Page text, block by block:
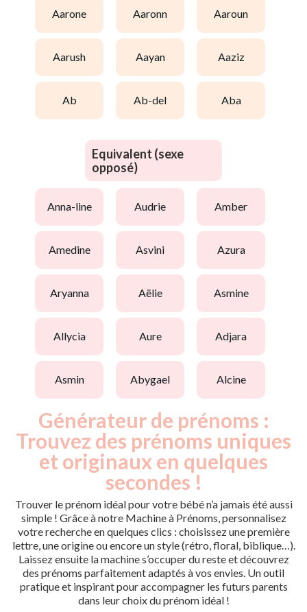
aarone aaronn aaroun
aarush aayan aaziz
ab ab-del aba
Equivalent (sexe
opposé)
anna-line audrie amber
amedine asvini azura
aryanna aëlie asmine
allycia aure adjara
asmin abygael alcine
Générateur de prénoms :
Trouvez des prénoms uniques
et originaux en quelques
secondes !
Trouver le prénom idéal pour votre bébé n’a jamais été aussi
simple ! Grâce à notre Machine à Prénoms, personnalisez
votre recherche en quelques clics : choisissez une première
lettre, une origine ou encore un style (rétro, floral, biblique…).
Laissez ensuite la machine s’occuper du reste et découvrez
des prénoms parfaitement adaptés à vos envies. Un outil
pratique et inspirant pour accompagner les futurs parents
dans leur choix du prénom idéal !